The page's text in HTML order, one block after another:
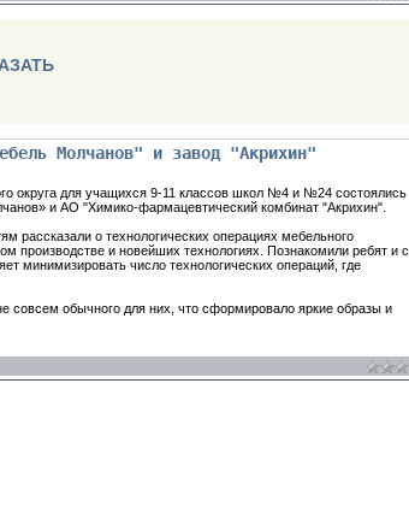
Молчанов" и завод "Акрихин"
округа для учащихся 9-11 классов школ №4 и №24 состоялись
и АО "Химико-фармацевтический комбинат "Акрихин".
рассказали о технологических операциях мебельного
производстве и новейших технологиях. Познакомили ребят и с
минимизировать число технологических операций, где
совсем обычного для них, что сформировало яркие образы и